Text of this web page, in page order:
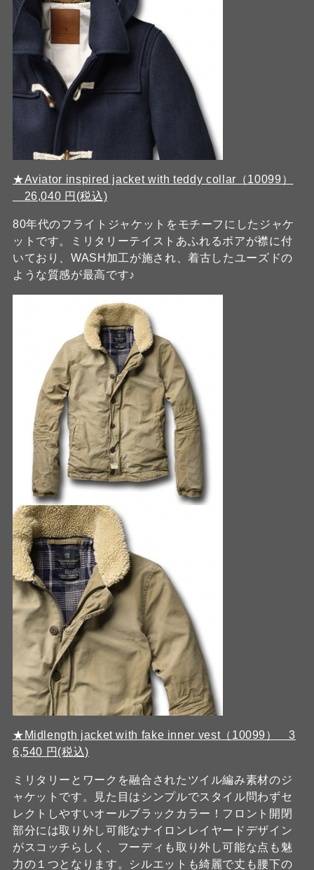
★Aviator inspired jacket with teddy collar（10099）
26,040 円(税込)
80年代のフライトジャケットをモチーフにしたジャケ
ットです。ミリタリーテイストあふれるボアが襟に付
いており、WASH加工が施され、着古したユーズドの
ような質感が最高です♪
★Midlength jacket with fake inner vest（10099） 3
6,540 円(税込)
ミリタリーとワークを融合されたツイル編み素材のジ
ャケットです。見た目はシンプルでスタイル問わずセ
レクトしやすいオールブラックカラー！フロント開閉
部分には取り外し可能なナイロンレイヤードデザイン
がスコッチらしく、フーディも取り外し可能な点も魅
力の１つとなります。シルエットも綺麗で丈も腰下の